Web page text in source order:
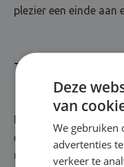
plezier een einde aan
Totaalrenovatie
Bij Dry Plan staat
ervaring? Kennis over
uitgebreid arsenaal
Deze
van
We gebruiken
advertenties
verkeer te